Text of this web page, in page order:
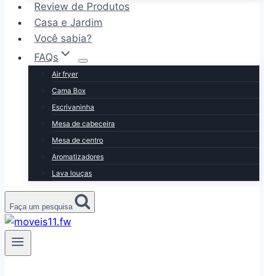
Review de Produtos
Casa e Jardim
Você sabia?
FAQs
Air fryer
Cama Box
Escrivaninha
Mesa de cabeceira
Mesa de centro
Aromatizadores
Lava louças
Faça um pesquisa